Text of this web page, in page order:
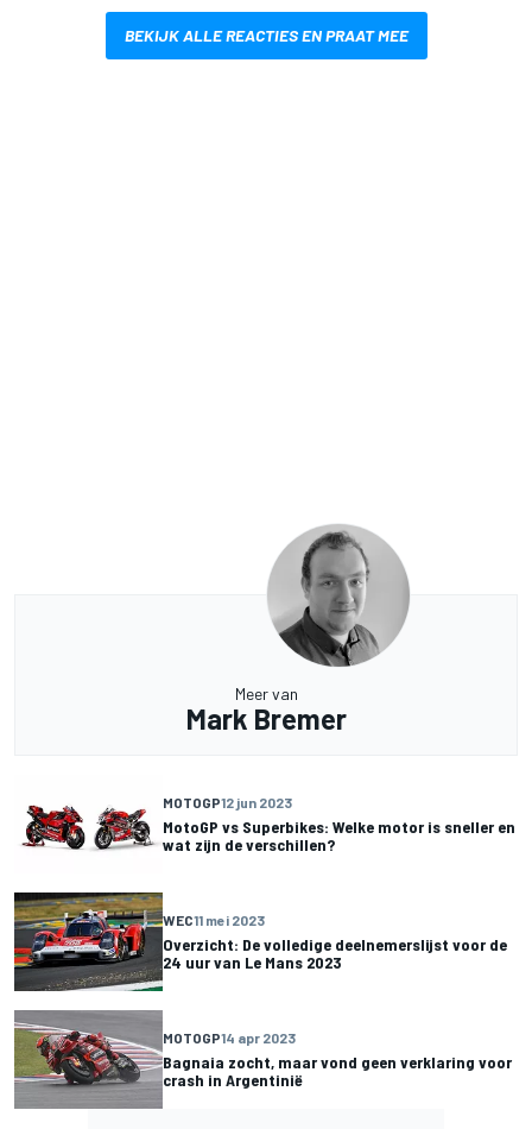
BEKIJK ALLE REACTIES EN PRAAT MEE
Meer van
Mark Bremer
MOTOGP12 jun 2023
MotoGP vs Superbikes: Welke motor is sneller en
wat zijn de verschillen?
WEC11 mei 2023
Overzicht: De volledige deelnemerslijst voor de
24 uur van Le Mans 2023
MOTOGP14 apr 2023
Bagnaia zocht, maar vond geen verklaring voor
crash in Argentinië